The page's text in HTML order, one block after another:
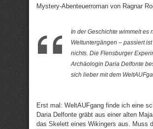
Mystery-Abenteuerroman von Ragnar
In der Geschichte wimmelt es
Weltuntergängen – passiert
nichts. Die Flensburger
Archäologin Daria Delfonte
sich lieber mit dem
Erst mal: WeltAUFgang finde ich eine
Daria Delfonte gräbt aus einer alten
das Skelett eines Wikingers aus. Muss